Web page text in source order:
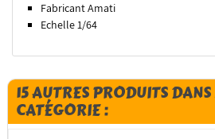
Fabricant Amati
Echelle 1/64
15 AUTRES PRODUITS
CATÉGORIE :